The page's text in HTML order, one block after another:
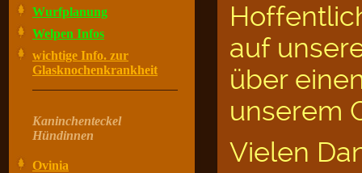
Wurfplanung
Welpen Infos
wichtige Info. zur
Glasknochenkrankheit
Kaninchenteckel
Hündinnen
Ovinia
auf
über
unserem
Vielen